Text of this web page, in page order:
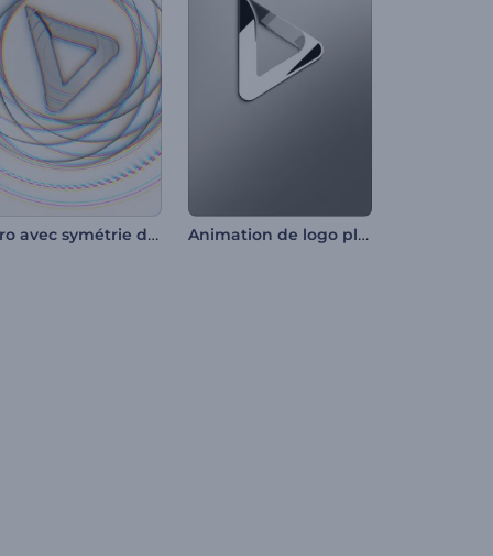
Intro avec symétrie de formes Animation de logo plastique